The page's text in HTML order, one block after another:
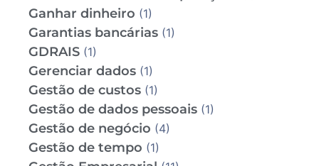
Ganhar dinheiro (1)
Garantias bancárias (1)
GDRAIS (1)
Gerenciar dados (1)
Gestão de custos (1)
Gestão de dados pessoais (1)
Gestão de negócio (4)
Gestão de tempo (1)